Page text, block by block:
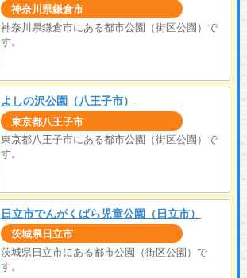
神奈川県鎌倉市
神奈川県鎌倉市にある都市公園（街区公園）で
す。
よしの沢公園（八王子市）
東京都八王子市
東京都八王子市にある都市公園（街区公園）で
す。
日立市でんがくばら児童公園（日立市）
茨城県日立市
茨城県日立市にある都市公園（街区公園）で
す。